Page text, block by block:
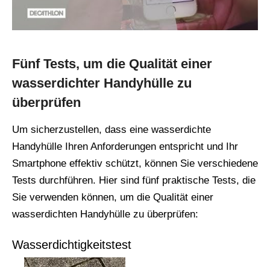
Fünf Tests, um die Qualität einer
wasserdichter Handyhülle zu
überprüfen
Um sicherzustellen, dass eine wasserdichte
Handyhülle Ihren Anforderungen entspricht und Ihr
Smartphone effektiv schützt, können Sie verschiedene
Tests durchführen. Hier sind fünf praktische Tests, die
Sie verwenden können, um die Qualität einer
wasserdichten Handyhülle zu überprüfen:
Wasserdichtigkeitstest